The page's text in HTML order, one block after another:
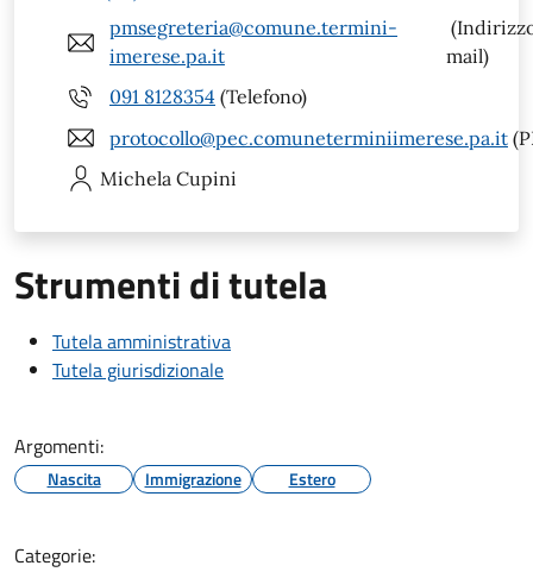
pmsegreteria@comune.termini-
imerese.pa.it
mail)
091 8128354 (Telefono)
protocollo@pec.comuneterminiimerese.pa.it
Michela Cupini
Strumenti di tutela
Tutela amministrativa
Tutela giurisdizionale
Argomenti:
Nascita Immigrazione Estero
Categorie: